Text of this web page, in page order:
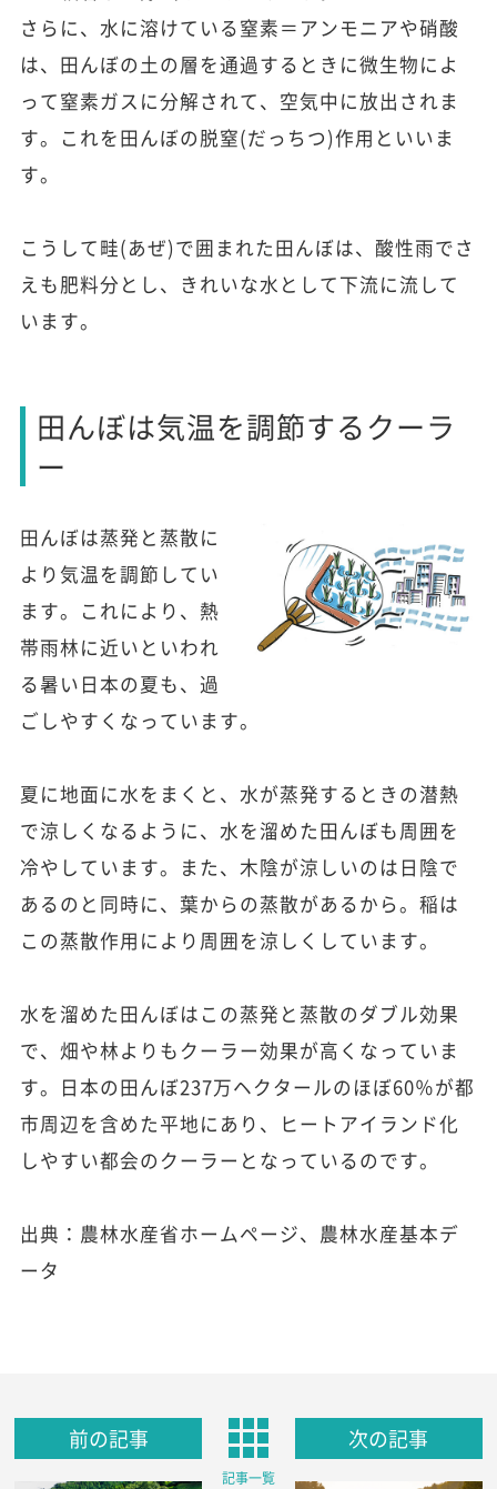
さらに、水に溶けている窒素＝アンモニアや硝酸
は、田んぼの土の層を通過するときに微生物によ
って窒素ガスに分解されて、空気中に放出されま
す。これを田んぼの脱窒(だっちつ)作用といいま
す。
こうして畦(あぜ)で囲まれた田んぼは、酸性雨でさ
えも肥料分とし、きれいな水として下流に流して
います。
田んぼは気温を調節するクーラ
ー
田んぼは蒸発と蒸散に
より気温を調節してい
ます。これにより、熱
帯雨林に近いといわれ
る暑い日本の夏も、過
ごしやすくなっています。
夏に地面に水をまくと、水が蒸発するときの潜熱
で涼しくなるように、水を溜めた田んぼも周囲を
冷やしています。また、木陰が涼しいのは日陰で
あるのと同時に、葉からの蒸散があるから。稲は
この蒸散作用により周囲を涼しくしています。
水を溜めた田んぼはこの蒸発と蒸散のダブル効果
で、畑や林よりもクーラー効果が高くなっていま
す。日本の田んぼ237万ヘクタールのほぼ60％が都
市周辺を含めた平地にあり、ヒートアイランド化
しやすい都会のクーラーとなっているのです。
出典：農林水産省ホームページ、農林水産基本デ
ータ
前の記事
記事一覧
次の記事